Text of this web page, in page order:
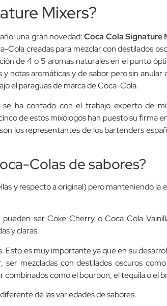
Mixers?
una gran novedad:Coca Cola Signature
Cola creadas para mezclar con destilados
de 4 o 5 aromas naturales en el punto
notas aromáticas y de sabor pero sin anular
el paraguas de marca de Coca-Cola.
ha contado con el trabajo experto de
de estos mixólogos han puesto su firma
los representantes de los bartenders
Colas de sabores?
y respecto a original) pero manteniendo la
ser Coke Cherry o Coca Cola
y claras.
Esto es muy importante ya que en su
mezcladas con destilados oscuros
como el bourbon, el tequila o el
de las variedades de sabores.